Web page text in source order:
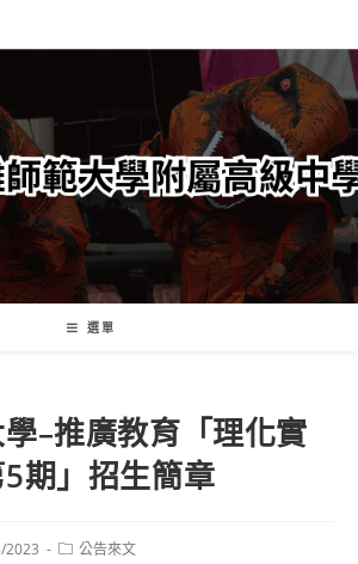
選單
–推廣教育「理化實
期」招生簡章
2023
Post公告來文